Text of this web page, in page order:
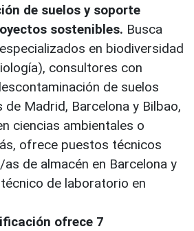
de suelos y soporte
sostenibles. Busca
en biodiversidad
consultores con
de suelos
de Madrid, Barcelona y Bilbao,
ciencias ambientales o
ofrece puestos técnicos
de almacén en Barcelona y
de laboratorio en
ofrece 7